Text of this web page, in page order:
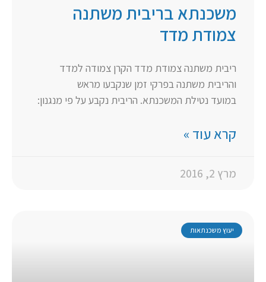
משכנתא בריבית משתנה
צמודת מדד
ריבית משתנה צמודת מדד הקרן צמודה למדד
והריבית משתנה בפרקי זמן שנקבעו מראש
במועד נטילת המשכנתא. הריבית נקבע על פי מנגנון:
קרא עוד »
מרץ 2, 2016
יעוץ משכנתאות